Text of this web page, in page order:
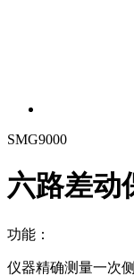
SMG9000
六路差动
功能：
仪器精确测量一次